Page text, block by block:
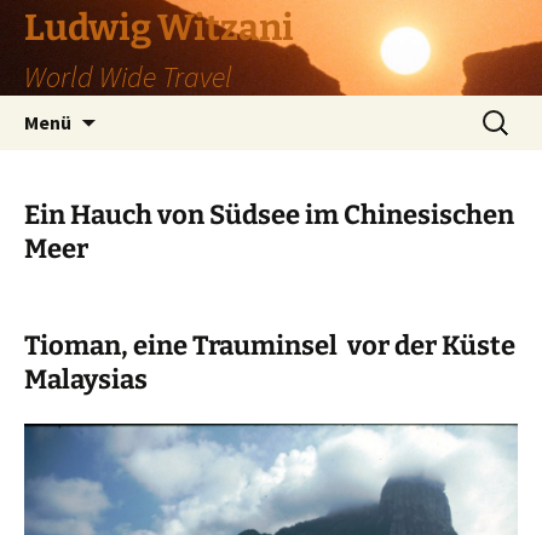
Zum
Inhalt
springen
Ludwig Witzani
World Wide Travel
Menü
Suchen
nach:
Ein Hauch von Südsee im Chinesischen
Meer
Tioman, eine Trauminsel vor der Küste
Malaysias